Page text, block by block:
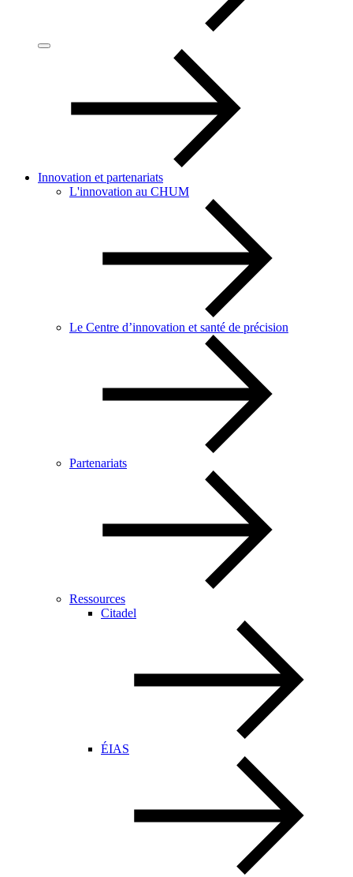
Innovation et partenariats
L'innovation au CHUM
Le Centre d’innovation et santé de précision
Partenariats
Ressources
Citadel
ÉIAS